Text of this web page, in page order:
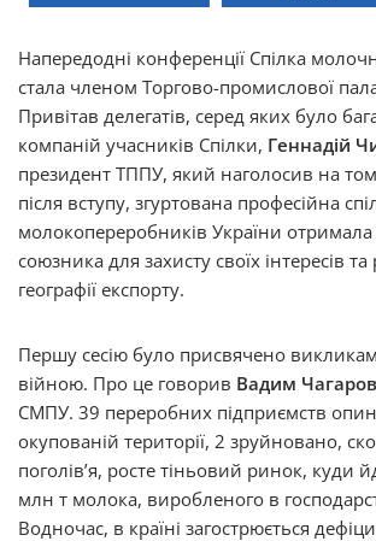
Напередодні конференції Спілка
стала членом Торгово-промислової
Привітав делегатів, серед яких було
компаній учасників Спілки, Геннадій
президент ТППУ, який наголосив на
після вступу, згуртована професійна
молокопереробників України
союзника для захисту своїх інтересів
географії експорту.
Першу сесію було присвячено
війною. Про це говорив Вадим
СМПУ. 39 переробних підприємств
окупованій території, 2 зруйновано,
поголівʼя, росте тіньовий ринок, куди
млн т молока, виробленого в
Водночас, в країні загострюється